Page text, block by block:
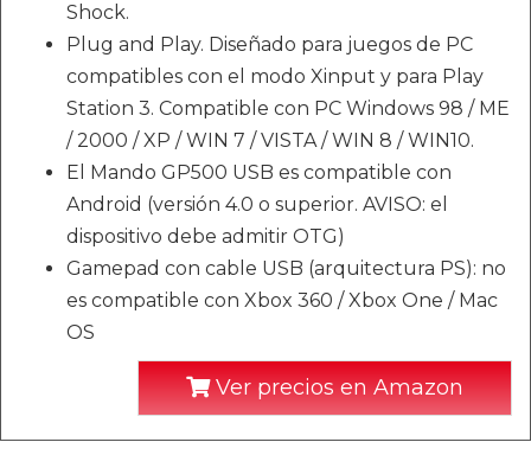
Shock.
Plug and Play. Diseñado para juegos de PC
compatibles con el modo Xinput y para Play
Station 3. Compatible con PC Windows 98 / ME
/ 2000 / XP / WIN 7 / VISTA / WIN 8 / WIN10.
El Mando GP500 USB es compatible con
Android (versión 4.0 o superior. AVISO: el
dispositivo debe admitir OTG)
Gamepad con cable USB (arquitectura PS): no
es compatible con Xbox 360 / Xbox One / Mac
OS
Ver precios en Amazon